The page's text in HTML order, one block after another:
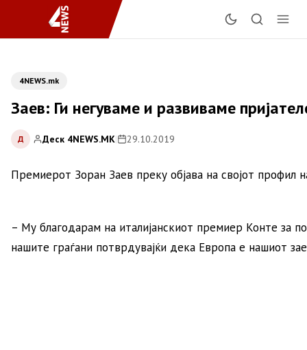
4NEWS.mk
Заев: Ги негуваме и развиваме
Д Деск 4NEWS.MK| 29.10.2019
Премиерот Зоран Заев преку објава на својот профил
– Му благодарам на италијанскиот премиер Конте за
нашите граѓани потврдувајќи дека Европа е нашиот